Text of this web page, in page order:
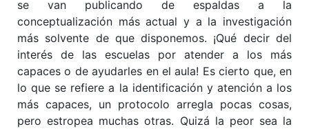
se van publicando de espaldas a la
conceptualización más actual y a la investigación
más solvente de que disponemos. ¡Qué decir del
interés de las escuelas por atender a los más
capaces o de ayudarles en el aula! Es cierto que, en
lo que se refiere a la identificación y atención a los
más capaces, un protocolo arregla pocas cosas,
pero estropea muchas otras. Quizá la peor sea la